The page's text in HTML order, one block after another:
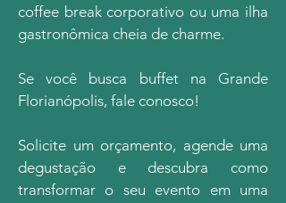
coffee break corporativo ou uma ilha
gastronômica cheia de charme.
Se você busca buffet na Grande
Florianópolis, fale conosco!
Solicite um orçamento, agende uma
degustação e descubra como
transformar o seu evento em uma